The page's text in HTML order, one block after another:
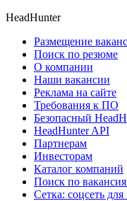
HeadHunter
Размещение
Поиск по резюме
О компании
Наши вакансии
Реклама на сайте
Требования к ПО
Безопасный
HeadHunter API
Партнерам
Инвесторам
Каталог компаний
Поиск по
Сетка: соцсеть